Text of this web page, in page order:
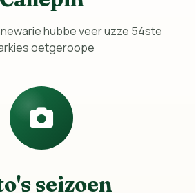
hubbe veer uzze 54ste
oetgeroope
seizoen